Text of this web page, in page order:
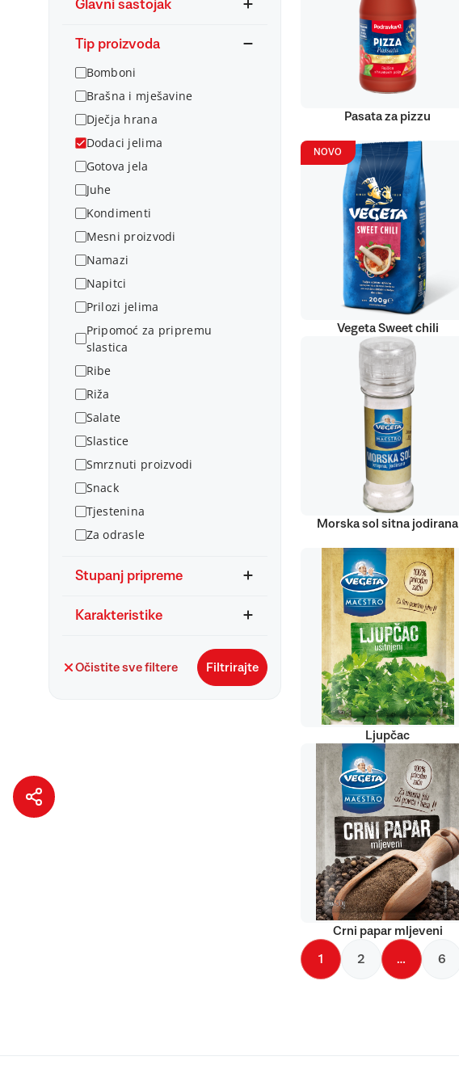
Glavni sastojak
Tip proizvoda
Bomboni
Brašna i mješavine
Dječja hrana
Dodaci jelima
Gotova jela
Juhe
Kondimenti
Mesni proizvodi
Namazi
Napitci
Prilozi jelima
Pripomoć za pripremu
slastica
Ribe
Riža
Salate
Slastice
Smrznuti proizvodi
Snack
Tjestenina
Za odrasle
Stupanj pripreme
Karakteristike
Očistite sve filtere Filtrirajte
Pasata za pizzu
NOVO
Vegeta Sweet chili
Morska sol sitna jodirana
Ljupčac
Crni papar mljeveni
1 2 … 6